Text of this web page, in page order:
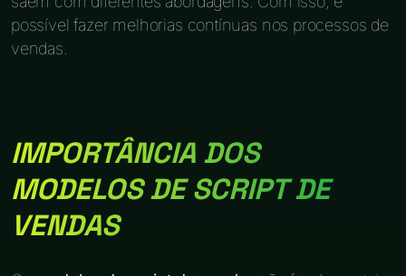
possível fazer melhorias contínuas nos processos de
vendas.
IMPORTÂNCIA DOS
MODELOS DE SCRIPT DE
VENDAS